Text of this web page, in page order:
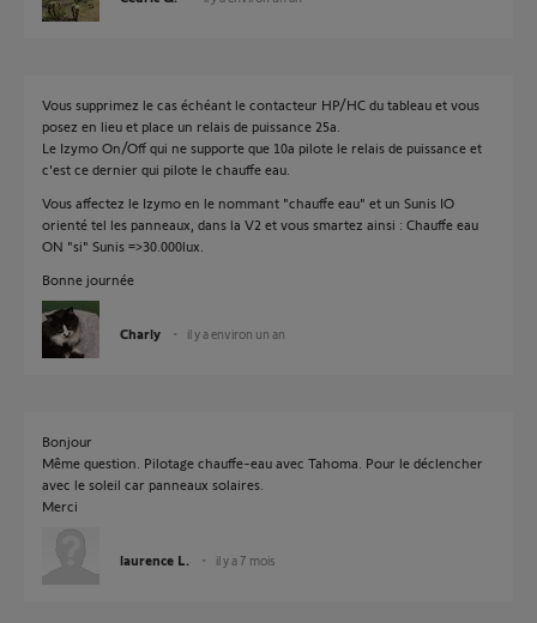
Vous supprimez le cas échéant le contacteur HP/HC du tableau et vous
posez en lieu et place un relais de puissance 25a.
Le Izymo On/Off qui ne supporte que 10a pilote le relais de puissance et
c'est ce dernier qui pilote le chauffe eau.
Vous affectez le Izymo en le nommant "chauffe eau" et un Sunis IO
orienté tel les panneaux, dans la V2 et vous smartez ainsi : Chauffe eau
ON "si" Sunis =>30.000lux.
Bonne journée
Charly il y a environ un an
Bonjour
Même question. Pilotage chauffe-eau avec Tahoma. Pour le déclencher
avec le soleil car panneaux solaires.
Merci
laurence L. il y a 7 mois